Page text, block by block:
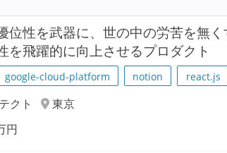
位性を武器に、世の中の労苦を無
を飛躍的に向上させるプロダクト
google-cloud-platform notion react.js
クト
東京
円